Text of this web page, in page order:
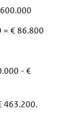
= € 86.800
- €
463.200.